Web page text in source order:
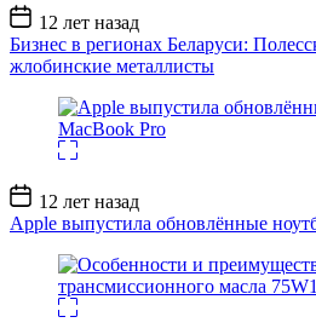
Дата
записи
12 лет назад
Бизнес в регионах Беларуси:
жлобинские металлисты
Дата
записи
12 лет назад
Apple выпустила обновлённые